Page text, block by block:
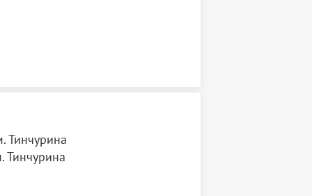
Тинчурина